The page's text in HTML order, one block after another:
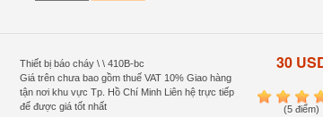
Thiết bị báo cháy \ \ 410B-bc
Giá trên chưa bao gồm thuế VAT 10% Giao hàng
tận nơi khu vực Tp. Hồ Chí Minh Liên hệ trực tiếp
để được giá tốt nhất
30
1 2 3 4
(5 điểm)